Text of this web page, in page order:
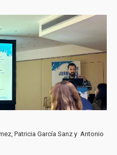
Patricia García Sanz y Antonio